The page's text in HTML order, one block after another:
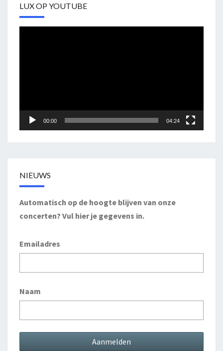
LUX OP YOUTUBE
00:00 04:24
NIEUWS
Automatisch op de hoogte blijven van onze
concerten? Vul hier je gegevens in.
Emailadres
Naam